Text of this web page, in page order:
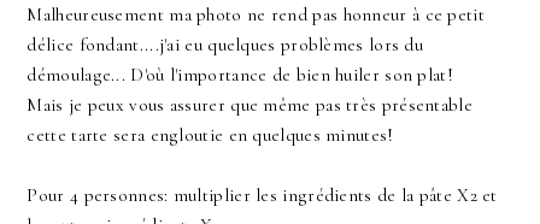
Malheureusement ma photo ne rend pas honneur à ce petit
délice fondant....j'ai eu quelques problèmes lors du
démoulage... D'où l'importance de bien huiler son plat!
Mais je peux vous assurer que même pas très présentable
cette tarte sera engloutie en quelques minutes!
Pour 4 personnes: multiplier les ingrédients de la pâte X2 et